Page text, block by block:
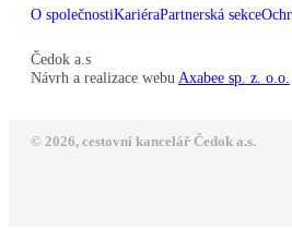
O společnostiKariéraPartnerská sekce
Čedok a.s
Návrh a realizace webu Axabee sp. z. o.o.
© 2026, cestovní kancelář Čedok a.s.